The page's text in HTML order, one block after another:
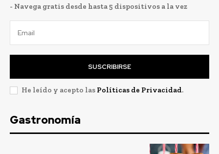
- Navega gratis desde hasta 5 dispositivos a la vez
SUSCRIBIRSE
He leído y acepto las Políticas de Privacidad.
Gastronomía